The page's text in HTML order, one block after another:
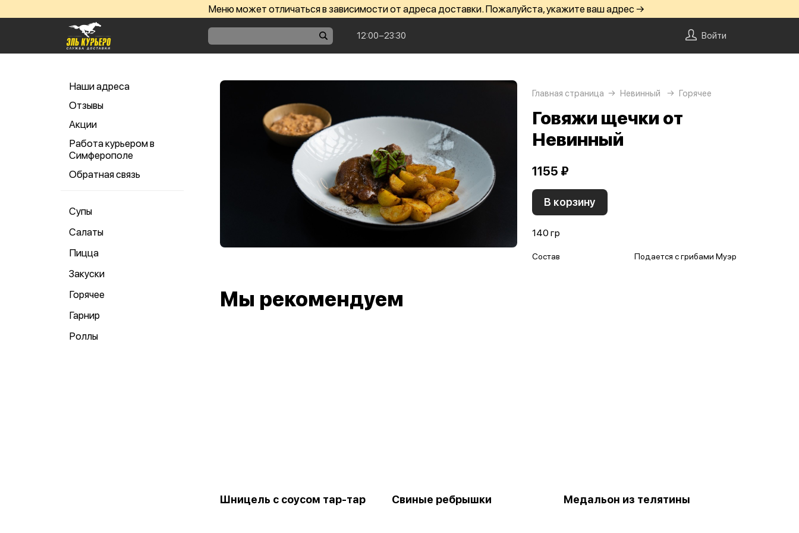
Меню может отличаться в зависимости от адреса доставки. Пожалуйста, укажите ваш адрес →
12:00−23:30 Войти
Наши адреса
Отзывы
Акции
Работа курьером в
Симферополе
Обратная связь
Супы
Салаты
Пицца
Закуски
Горячее
Гарнир
Роллы
Главная страница Невинный Горячее
Говяжи щечки от
Невинный
1155 ₽
В корзину
140 гр
Состав Подается с грибами Муэр
Мы рекомендуем
Шницель с соусом тар-тар Свиные ребрышки Медальон из телятины